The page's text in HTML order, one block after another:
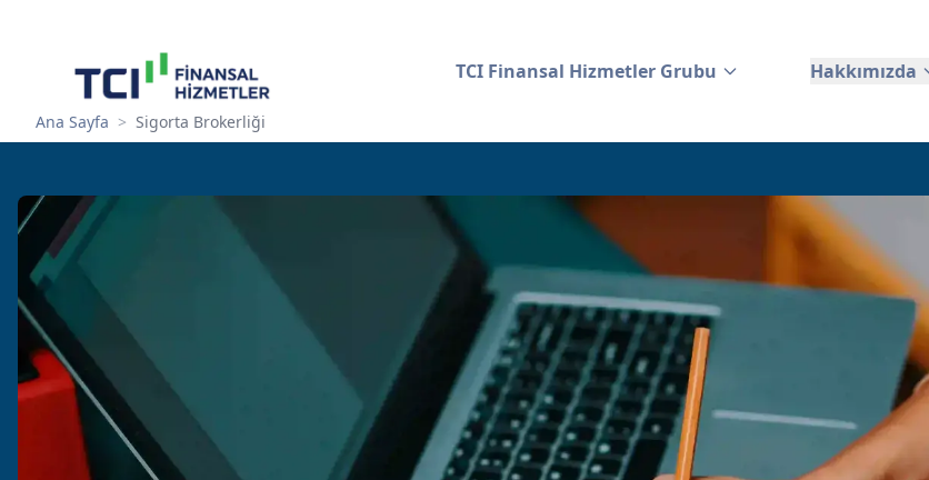
TCI Finansal Hizmetler Grubu Hakkımızda
Ana Sayfa > Sigorta Brokerliği